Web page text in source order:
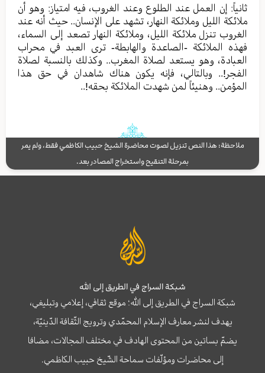
ثانياً: إن العمل عند الطلوع وعند الغروب، فيه امتياز: وهو أن
ملائكة الليل وملائكة النهار، تشهد على الإنسان.. حيث أنه عند
الغروب تنزل ملائكة الليل، وملائكة النهار تصعد إلى السماء،
فهذه الملائكة -الصاعدة والهابطة- ترى العبد في محراب
العبادة، وهو يستعد لصلاة المغرب.. وكذلك بالنسبة لصلاة
الفجر!.. وبالتالي، فإنه يكون هناك شاهدان في حق هذا
المؤمن.. وهنيئاً لمن شهدت الملائكة بحقه!..
ملاحظة: هذا النص تنزيل لصوت محاضرة الشيخ حبيب الكاظمي فقط، ولم يمر
بمرحلة التنقيح واستخراج المصادر بعد.
شبكة السراج في الطريق إلى الله
شبكة السراج في الطريق إلى الله؛ موقع ثقافي، إعلامي وتبليغي،
يهدف لنشر معارف الإسلام المحمّدي وترويج الثّقافة الدّينيّة،
يضمّ بساتين من المحتوى الهادف في مختلف المجالات، مضافا
إلى محاضرات ومؤلّفات سماحة الشّيخ حبيب الكاظمي.